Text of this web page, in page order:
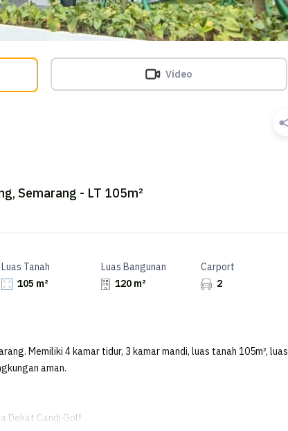
Video
Semarang - LT 105m²
Luas Tanah
105 m²
Luas Bangunan
120 m²
Carport
2
Memiliki 4 kamar tidur, 3 kamar mandi, luas tanah 105m², luas
aman.
Dekat Candi Golf